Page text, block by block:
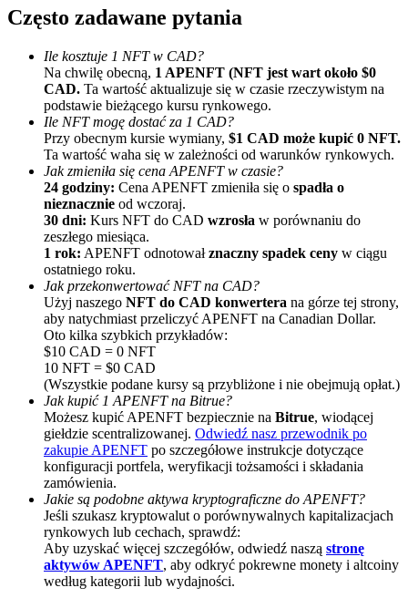
Aż do 65% prowizji!
Polecaj
Zaproś przyjaciela, aby otrzymać nagrody pieniężne
Deposit CASHCAT & Win
Deposit CASHCAT & Win
Share 500000 CASHCAT prize pool
Exclusive for BitMart Users
Często zadawane pytania
Ile kosztuje 1 NFT w CAD?
Na chwilę obecną, 1 APENFT (NFT jest wart około $0
CAD. Ta wartość aktualizuje się w czasie rzeczywistym na
podstawie bieżącego kursu rynkowego.
Ile NFT mogę dostać za 1 CAD?
Przy obecnym kursie wymiany, $1 CAD może kupić 0 NFT.
Ta wartość waha się w zależności od warunków rynkowych.
Jak zmieniła się cena APENFT w czasie?
24 godziny: Cena APENFT zmieniła się o spadła o
nieznacznie od wczoraj.
30 dni: Kurs NFT do CAD wzrosła w porównaniu do
zeszłego miesiąca.
1 rok: APENFT odnotowałznaczny spadek ceny w ciągu
ostatniego roku.
Jak przekonwertować NFT na CAD?
Użyj naszego NFT do CAD konwertera na górze tej strony,
aby natychmiast przeliczyć APENFT na Canadian Dollar.
Oto kilka szybkich przykładów:
$10 CAD = 0 NFT
10 NFT = $0 CAD
(Wszystkie podane kursy są przybliżone i nie obejmują opłat.)
Jak kupić 1 APENFT na Bitrue?
Możesz kupić APENFT bezpiecznie na Bitrue, wiodącej
giełdzie scentralizowanej. Odwiedź nasz przewodnik po
zakupie APENFT po szczegółowe instrukcje dotyczące
konfiguracji portfela, weryfikacji tożsamości i składania
zamówienia.
Jakie są podobne aktywa kryptograficzne do APENFT?
Jeśli szukasz kryptowalut o porównywalnych kapitalizacjach
rynkowych lub cechach, sprawdź:
Aby uzyskać więcej szczegółów, odwiedź naszą stronę
aktywów APENFT, aby odkryć pokrewne monety i altcoiny
według kategorii lub wydajności.